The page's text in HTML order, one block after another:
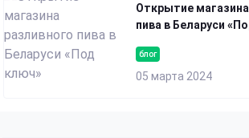
блог
05 марта 2024
Открытие
пива в Беларуси